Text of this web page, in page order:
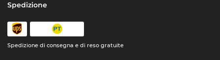
Spedizione
Spedizione di consegna e di reso gratuite